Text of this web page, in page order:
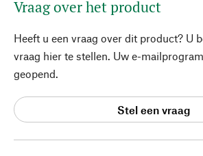
Vraag over het product
Heeft u een vraag over dit product? U
vraag hier te stellen. Uw e-
geopend.
Stel een vraag